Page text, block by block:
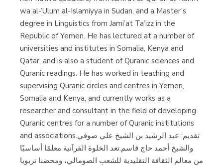
wa al-’Ulum al-Islamiyya in Sudan, and a Master’s
degree in Linguistics from Jami’at Ta’izz in the
Republic of Yemen. He has lectured at a number of
universities and institutes in Somalia, Kenya and
Qatar, and is also a student of Quranic sciences and
Quranic readings. He has worked in teaching and
supervising Quranic circles and centres in Yemen,
Somalia and Kenya, and currently works as a
researcher and consultant in the field of developing
Quranic centres for a number of Quranic institutions
and associations.تقديم: عبد الرشيد بن الشيخ علي صوفي
والشيخ أحمد حاج قاسم.تعد الخلوة القرآنية معلمًا أساسيًا
من معالم الثقافة التقليدية للشعب الصومالي، ومحضنا تربويا